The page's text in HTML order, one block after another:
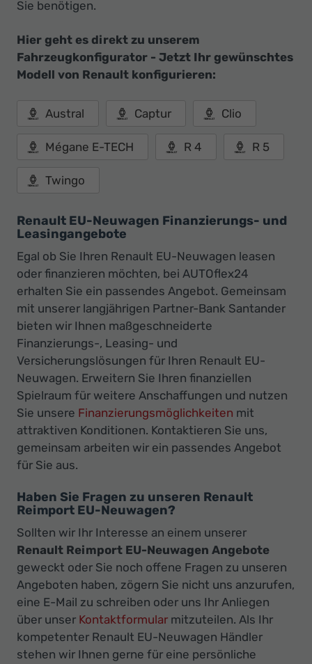
Sie benötigen.
Hier geht es direkt zu unserem
Fahrzeugkonfigurator - Jetzt Ihr gewünschtes
Modell von Renault konfigurieren:
Austral Captur Clio
Mégane E-TECH R 4 R 5
Twingo
Renault EU-Neuwagen Finanzierungs- und
Leasingangebote
Egal ob Sie Ihren Renault EU-Neuwagen leasen
oder finanzieren möchten, bei AUTOflex24
erhalten Sie ein passendes Angebot. Gemeinsam
mit unserer langjährigen Partner-Bank Santander
bieten wir Ihnen maßgeschneiderte
Finanzierungs-, Leasing- und
Versicherungslösungen für Ihren Renault EU-
Neuwagen. Erweitern Sie Ihren finanziellen
Spielraum für weitere Anschaffungen und nutzen
Sie unsere Finanzierungsmöglichkeiten mit
attraktiven Konditionen. Kontaktieren Sie uns,
gemeinsam arbeiten wir ein passendes Angebot
für Sie aus.
Haben Sie Fragen zu unseren Renault
Reimport EU-Neuwagen?
Sollten wir Ihr Interesse an einem unserer
Renault Reimport EU-Neuwagen Angebote
geweckt oder Sie noch offene Fragen zu unseren
Angeboten haben, zögern Sie nicht uns anzurufen,
eine E-Mail zu schreiben oder uns Ihr Anliegen
über unser Kontaktformular mitzuteilen. Als Ihr
kompetenter Renault EU-Neuwagen Händler
stehen wir Ihnen gerne für eine persönliche